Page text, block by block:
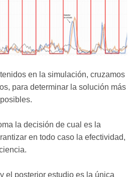
en la simulación, cruzamos
para determinar la solución más
la decisión de cual es la
en todo caso la efectividad,
el posterior estudio es la única